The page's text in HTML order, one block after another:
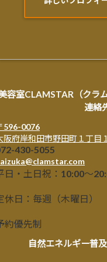
容室CLAMSTAR（クラ
連絡
596-0076
阪府岸和田市野田町１丁目
430-5055
日・土日祝：10:00～
休日：毎週（木曜日）
約優先制
自然エネルギー普及